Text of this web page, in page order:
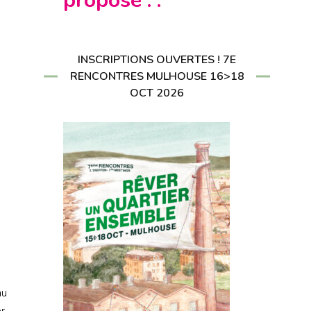
INSCRIPTIONS OUVERTES ! 7E
RENCONTRES MULHOUSE 16>18
OCT 2026